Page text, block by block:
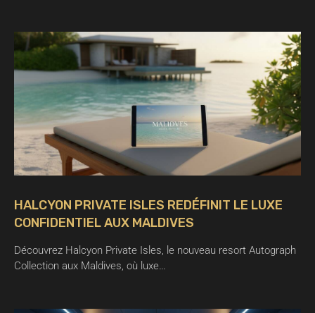
HALCYON PRIVATE ISLES REDÉFINIT LE LUXE
CONFIDENTIEL AUX MALDIVES
Découvrez Halcyon Private Isles, le nouveau resort Autograph
Collection aux Maldives, où luxe…